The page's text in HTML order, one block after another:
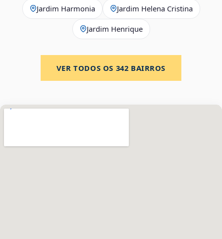
Jardim Harmonia Jardim Helena Cristina
Jardim Henrique
VER TODOS OS 342 BAIRROS